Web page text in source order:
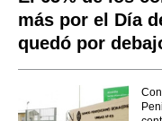
más por el Día
quedó por